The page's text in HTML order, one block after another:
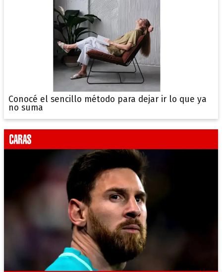
Conocé el sencillo método para dejar ir lo que ya
no suma